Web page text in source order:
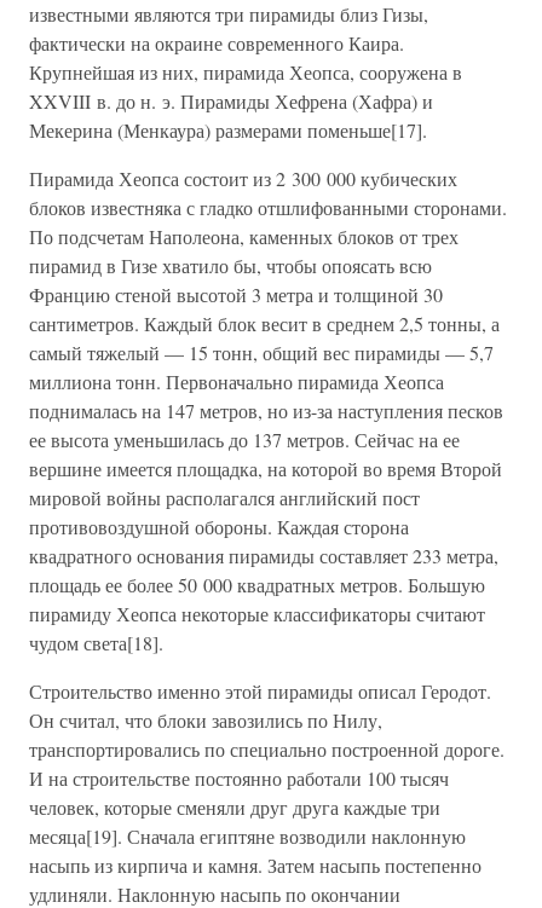
известными являются три пирамиды близ Гизы,
фактически на окраине современного Каира.
Крупнейшая из них, пирамида Хеопса, сооружена в
XXVIII в. до н. э. Пирамиды Хефрена (Хафра) и
Мекерина (Менкаура) размерами поменьше[17].
Пирамида Хеопса состоит из 2 300 000 кубических
блоков известняка с гладко отшлифованными сторонами.
По подсчетам Наполеона, каменных блоков от трех
пирамид в Гизе хватило бы, чтобы опоясать всю
Францию стеной высотой 3 метра и толщиной 30
сантиметров. Каждый блок весит в среднем 2,5 тонны, а
самый тяжелый — 15 тонн, общий вес пирамиды — 5,7
миллиона тонн. Первоначально пирамида Хеопса
поднималась на 147 метров, но из-за наступления песков
ее высота уменьшилась до 137 метров. Сейчас на ее
вершине имеется площадка, на которой во время Второй
мировой войны располагался английский пост
противовоздушной обороны. Каждая сторона
квадратного основания пирамиды составляет 233 метра,
площадь ее более 50 000 квадратных метров. Большую
пирамиду Хеопса некоторые классификаторы считают
чудом света[18].
Строительство именно этой пирамиды описал Геродот.
Он считал, что блоки завозились по Нилу,
транспортировались по специально построенной дороге.
И на строительстве постоянно работали 100 тысяч
человек, которые сменяли друг друга каждые три
месяца[19]. Сначала египтяне возводили наклонную
насыпь из кирпича и камня. Затем насыпь постепенно
удлиняли. Наклонную насыпь по окончании